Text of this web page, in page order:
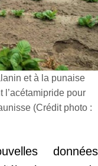
et à la punaise
l’acétamipride pour
(Crédit photo :
données